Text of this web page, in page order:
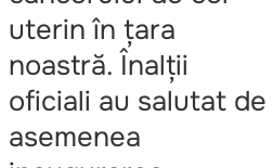
uterin în țara
noastră. Înalții
oficiali au salutat de
asemenea